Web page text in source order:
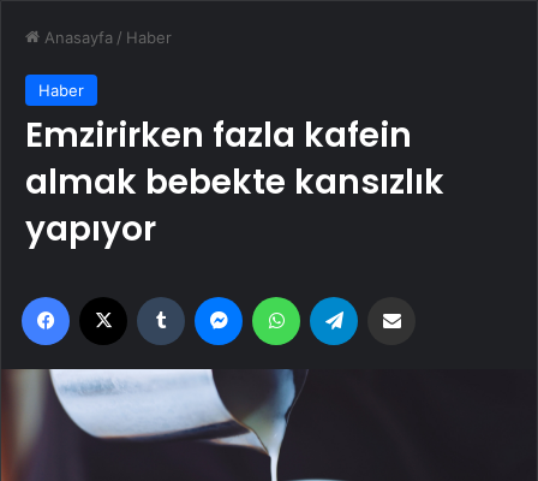
Anasayfa / Haber
Haber
Emzirirken fazla kafein
almak bebekte kansızlık
yapıyor
Facebook Tumblr MessengerWhatsApp